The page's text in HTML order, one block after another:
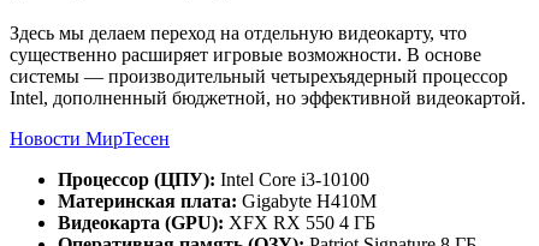
Здесь мы делаем переход на отдельную видеокарту, что
существенно расширяет игровые возможности. В основе
системы — производительный четырехъядерный процессор
Intel, дополненный бюджетной, но эффективной видеокартой.
Новости МирТесен
Процессор (ЦПУ): Intel Core i3-10100
Материнская плата: Gigabyte H410M
Видеокарта (GPU): XFX RX 550 4 ГБ